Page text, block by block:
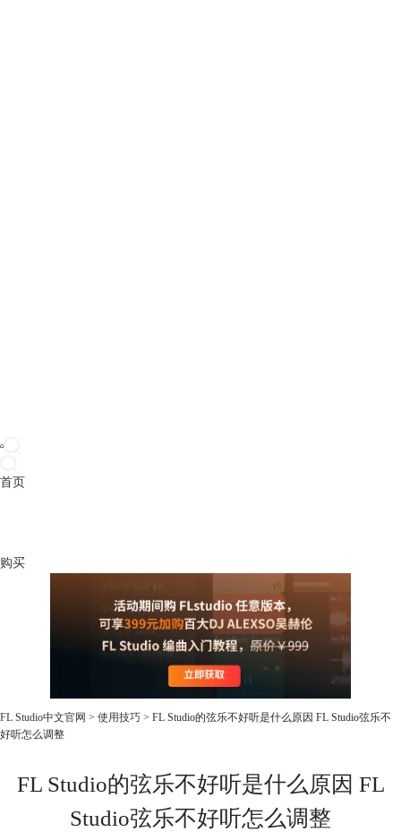
首页
购买
FL Studio中文官网 > 使用技巧 > FL Studio的弦乐不好听是什么原因 FL Studio弦乐不
好听怎么调整
FL Studio的弦乐不好听是什么原因 FL
Studio弦乐不好听怎么调整